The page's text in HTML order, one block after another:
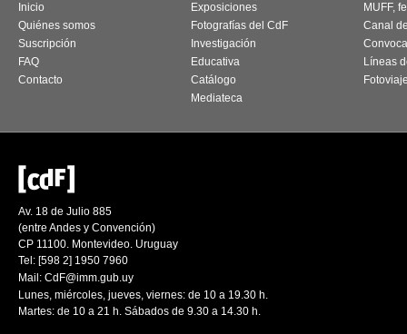
Inicio
Quiénes somos
Suscripción
FAQ
Contacto
Exposiciones
Fotografías del CdF
Investigación
Educativa
Catálogo
Mediateca
MUFF,
Canal
Líneas
Av. 18 de Julio 885
(entre Andes y Convención)
CP 11100. Montevideo. Uruguay
Tel: [598 2] 1950 7960
Mail: CdF@imm.gub.uy
Lunes, miércoles, jueves, viernes: de 10 a 19.30 h.
Martes: de 10 a 21 h. Sábados de 9.30 a 14.30 h.